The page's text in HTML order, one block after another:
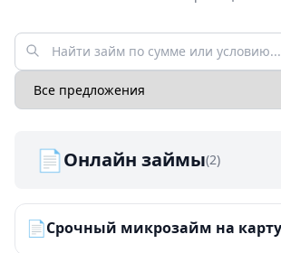
📄Онлайн займы(2)
📄